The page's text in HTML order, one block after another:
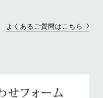
よくあるご質問はこちら